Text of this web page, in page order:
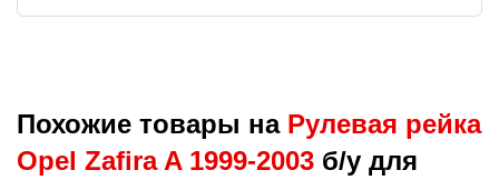
Похожие товары на Рулевая рейка
Opel Zafira A 1999-2003 б/у для